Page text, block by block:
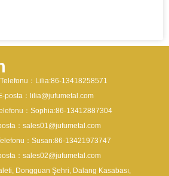
：Lilia:86-13418258571
posta​：lilia@jufumetal.com
：Sophia:86-13412887304
：sales01@jufumetal.com
：Susan:86-13421973747
：sales02@jufumetal.com
Dongguan Şehri, Dalang Kasabası,